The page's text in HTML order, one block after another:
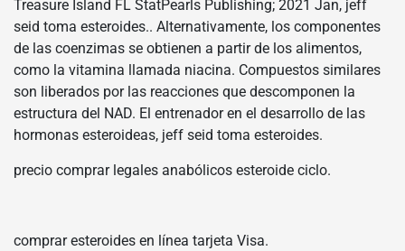
Treasure Island FL StatPearls Publishing; 2021 Jan, jeff
seid toma esteroides.. Alternativamente, los componentes
de las coenzimas se obtienen a partir de los alimentos,
como la vitamina llamada niacina. Compuestos similares
son liberados por las reacciones que descomponen la
estructura del NAD. El entrenador en el desarrollo de las
hormonas esteroideas, jeff seid toma esteroides.
precio comprar legales anabólicos esteroide ciclo.
comprar esteroides en línea tarjeta Visa.